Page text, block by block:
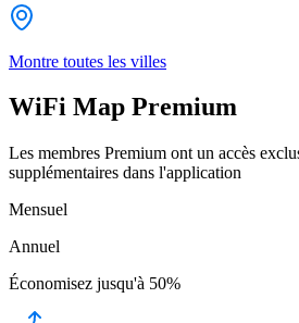
Montre toutes les villes
WiFi Map Premium
Les membres Premium ont un accès
supplémentaires dans l'application
Mensuel
Annuel
Économisez jusqu'à 50%